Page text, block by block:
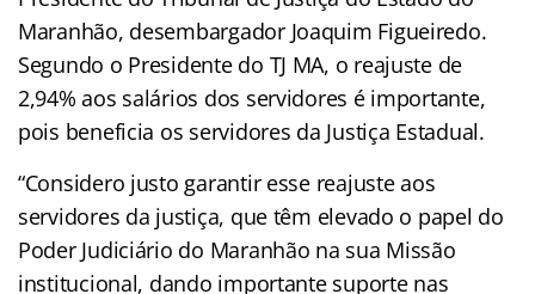
Maranhão, desembargador Joaquim Figueiredo.
Segundo o Presidente do TJ MA, o reajuste de
2,94% aos salários dos servidores é importante,
pois beneficia os servidores da Justiça Estadual.
“Considero justo garantir esse reajuste aos
servidores da justiça, que têm elevado o papel do
Poder Judiciário do Maranhão na sua Missão
institucional, dando importante suporte nas